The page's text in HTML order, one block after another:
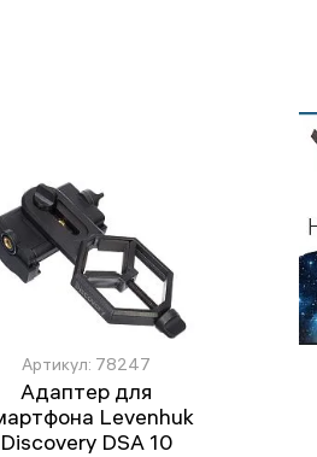
Артикул: 78247
Адаптер для
Levenhuk
Discovery DSA 10